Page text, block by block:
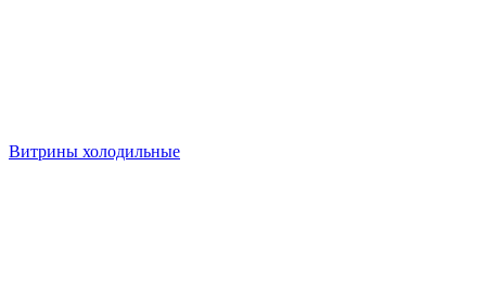
Витрины холодильные